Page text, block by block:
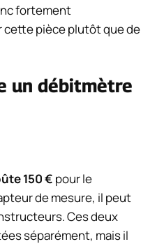
fortement
cette pièce plutôt que de
un débitmètre
150 € pour le
de mesure, il peut
Ces deux
séparément, mais il